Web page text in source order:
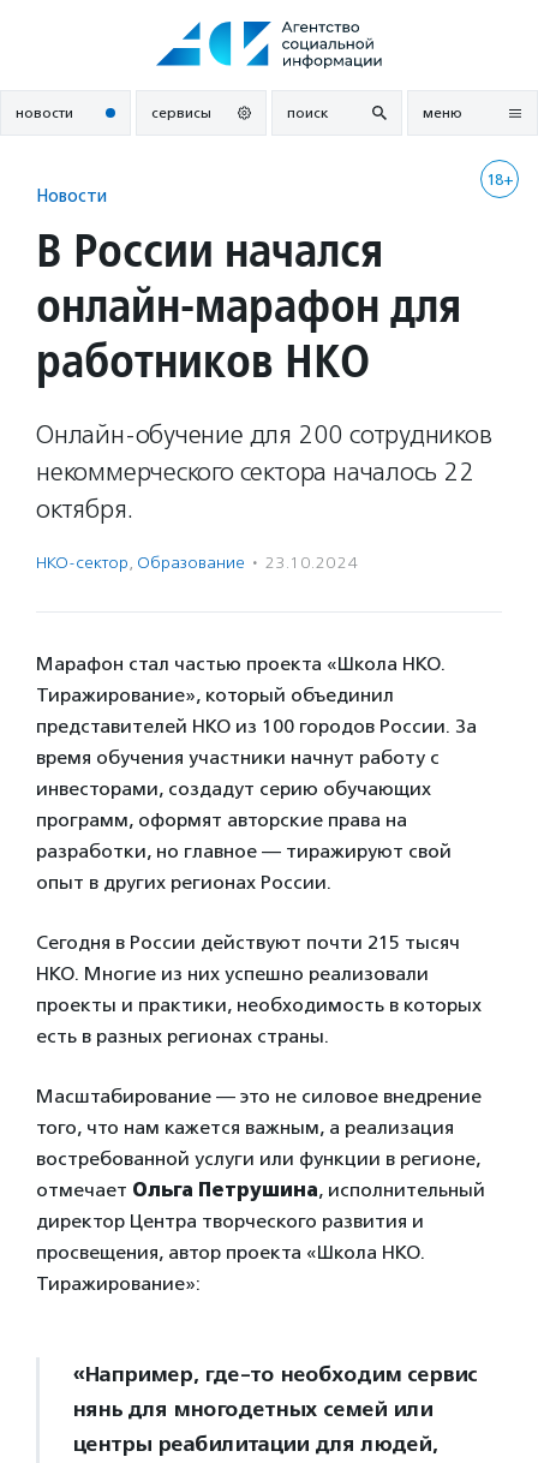
новости сервисы поиск меню
18+
Новости
В России начался
онлайн-марафон для
работников НКО
Онлайн-обучение для 200 сотрудников
некоммерческого сектора началось 22
октября.
НКО-сектор, Образование · 23.10.2024
Марафон стал частью проекта «Школа НКО.
Тиражирование», который объединил
представителей НКО из 100 городов России. За
время обучения участники начнут работу с
инвесторами, создадут серию обучающих
программ, оформят авторские права на
разработки, но главное — тиражируют свой
опыт в других регионах России.
Сегодня в России действуют почти 215 тысяч
НКО. Многие из них успешно реализовали
проекты и практики, необходимость в которых
есть в разных регионах страны.
Масштабирование — это не силовое внедрение
того, что нам кажется важным, а реализация
востребованной услуги или функции в регионе,
отмечает Ольга Петрушина, исполнительный
директор Центра творческого развития и
просвещения, автор проекта «Школа НКО.
Тиражирование»:
«Например, где-то необходим сервис
нянь для многодетных семей или
центры реабилитации для людей,